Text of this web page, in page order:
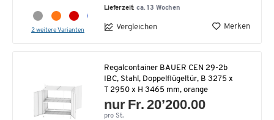
2 weitere Varianten
Lieferzeit:ca. 13 Wochen
Vergleichen Merken
Regalcontainer BAUER CEN 29-2b
IBC, Stahl, Doppelflügeltür, B 3275 x
T 2950 x H 3465 mm, orange
nur Fr. 20’200.00
pro St.